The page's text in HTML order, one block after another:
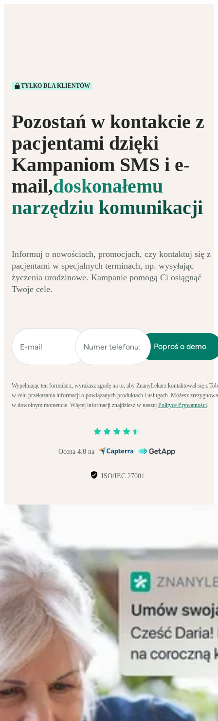
TYLKO DLA KLIENTÓW
Pozostań w kontakcie z
pacjentami dzięki
Kampaniom SMS i e-
mail,doskonałemu
narzędziu komunikacji
Informuj o nowościach, promocjach, czy kontaktuj się z
pacjentami w specjalnych terminach, np. wysyłając
życzenia urodzinowe. Kampanie pomogą Ci osiągnąć
Twoje cele.
Wypełniając ten formularz, wyrażasz zgodę na to, aby ZnanyLekarz kontaktował się z
w celu przekazania informacji o powiązanych produktach i usługach. Możesz
w dowolnym momencie. Więcej informacji znajdziesz w naszej Polityce Prywatności.
Ocena 4.8 na
ISO/IEC 27001